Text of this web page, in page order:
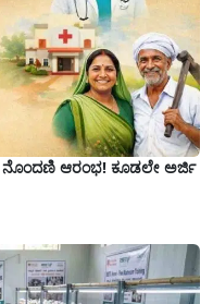
ನೊಂದಣಿ ಆರಂಭ! ಕೂಡಲೇ ಅರ್ಜಿ